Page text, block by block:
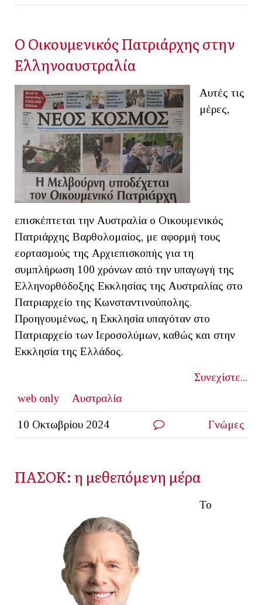
Ο Οικουμενικός Πατριάρχης στην
Ελληνοαυστραλία
Αυτές τις
μέρες,
επισκέπτεται την Αυστραλία ο Οικουμενικός
Πατριάρχης Βαρθολομαίος, με αφορμή τους
εορτασμούς της Αρχιεπισκοπής για τη
συμπλήρωση 100 χρόνων από την υπαγωγή της
Ελληνορθόδοξης Εκκλησίας της Αυστραλίας στο
Πατριαρχείο της Κωνσταντινούπολης.
Προηγουμένως, η Εκκλησία υπαγόταν στο
Πατριαρχείο των Ιεροσολύμων, καθώς και στην
Εκκλησία της Ελλάδος.
Συνεχίστε...
web only
Αυστραλία
10 Οκτωβρίου 2024 Γνώμες
ΠΑΣΟΚ: η μεθεπόμενη μέρα
Το